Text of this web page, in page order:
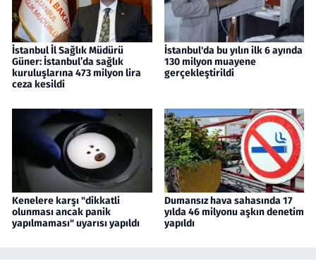
İstanbul İl Sağlık Müdürü
Güner: İstanbul’da sağlık
kuruluşlarına 473 milyon lira
ceza kesildi
İstanbul'da bu yılın ilk 6 ayında
130 milyon muayene
gerçekleştirildi
Kenelere karşı "dikkatli
olunması ancak panik
yapılmaması" uyarısı yapıldı
Dumansız hava sahasında 17
yılda 46 milyonu aşkın denetim
yapıldı